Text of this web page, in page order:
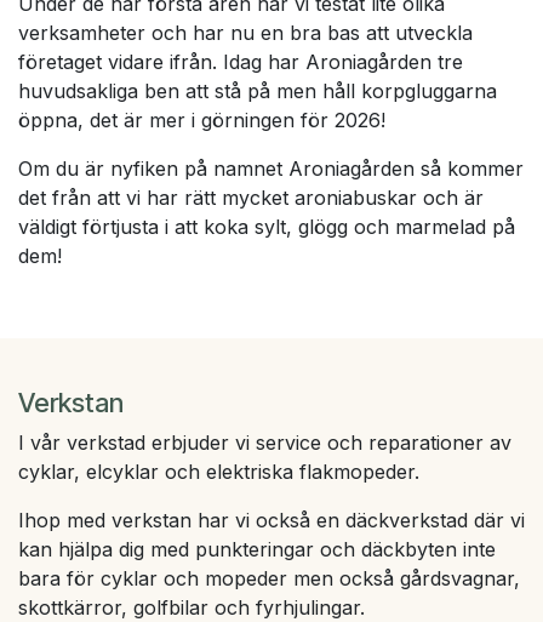
verksamheter och har nu en bra bas att utveckla
företaget vidare ifrån. Idag har Aroniagården tre
huvudsakliga ben att stå på men håll korpgluggarna
öppna, det är mer i görningen för 2026!
Om du är nyfiken på namnet Aroniagården så kommer
det från att vi har rätt mycket aroniabuskar och är
väldigt förtjusta i att koka sylt, glögg och marmelad på
dem!
Verkstan
I vår verkstad erbjuder vi service och reparationer av
cyklar, elcyklar och elektriska flakmopeder.
Ihop med verkstan har vi också en däckverkstad där vi
kan hjälpa dig med punkteringar och däckbyten inte
bara för cyklar och mopeder men också gårdsvagnar,
skottkärror, golfbilar och fyrhjulingar.